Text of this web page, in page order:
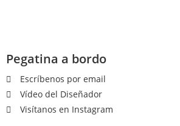
Pegatina a bordo
Escríbenos por email
Vídeo del Diseñador
Visítanos en Instagram